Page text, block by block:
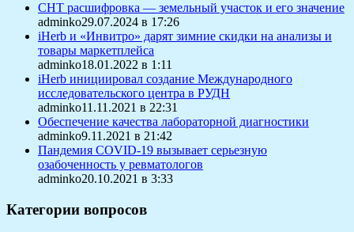
СНТ расшифровка — земельный участок и его значение
adminko29.07.2024 в 17:26
iHerb и «Инвитро» дарят зимние скидки на анализы и
товары маркетплейса
adminko18.01.2022 в 1:11
iHerb инициировал создание Международного
исследовательского центра в РУДН
adminko11.11.2021 в 22:31
Обеспечение качества лабораторной диагностики
adminko9.11.2021 в 21:42
Пандемия COVID-19 вызывает серьезную
озабоченность у ревматологов
adminko20.10.2021 в 3:33
Категории вопросов